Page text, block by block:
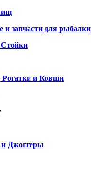
запчасти для рыбалки
и Ковши
Джоггеры